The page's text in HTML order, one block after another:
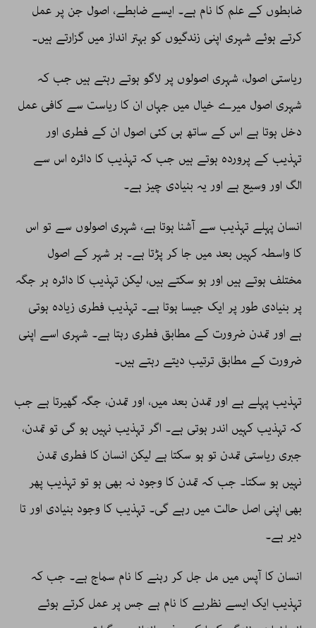
ضابطوں کے علم کا نام ہے۔ ایسے ضابطے، اصول جن پر عمل
کرتے ہوئے شہری اپنی زندگیوں کو بہتر انداز میں گزارتے ہیں۔
ریاستی اصول، شہری اصولوں پر لاگو ہوتے رہتے ہیں جب کہ
شہری اصول میرے خیال میں جہاں ان کا ریاست سے کافی عمل
دخل ہوتا ہے اس کے ساتھ ہی کئی اصول ان کے فطری اور
تہذیب کے پروردہ ہوتے ہیں جب کہ تہذیب کا دائرہ اس سے
الگ اور وسیع ہے اور یہ بنیادی چیز ہے۔
انسان پہلے تہذیب سے آشنا ہوتا ہے، شہری اصولوں سے تو اس
کا واسطہ کہیں بعد میں جا کر پڑتا ہے۔ ہر شہر کے اصول
مختلف ہوتے ہیں اور ہو سکتے ہیں، لیکن تہذیب کا دائرہ ہر جگہ
پر بنیادی طور پر ایک جیسا ہوتا ہے۔ تہذیب فطری زیادہ ہوتی
ہے اور تمدن ضرورت کے مطابق فطری رہتا ہے۔ شہری اسے اپنی
ضرورت کے مطابق ترتیب دیتے رہتے ہیں۔
تہذیب پہلے ہے اور تمدن بعد میں، اور تمدن، جگہ گھیرتا ہے جب
کہ تہذیب کہیں اندر ہوتی ہے۔ اگر تہذیب نہیں ہو گی تو تمدن،
جبری ریاستی تمدن تو ہو سکتا ہے لیکن انسان کا فطری تمدن
نہیں ہو سکتا۔ جب کہ تمدن کا وجود نہ بھی ہو تو تہذیب پھر
بھی اپنی اصل حالت میں رہے گی۔ تہذیب کا وجود بنیادی اور تا
دیر ہے۔
انسان کا آپس میں مل جل کر رہنے کا نام سماج ہے۔ جب کہ
تہذیب ایک ایسے نظریے کا نام ہے جس پر عمل کرتے ہوئے